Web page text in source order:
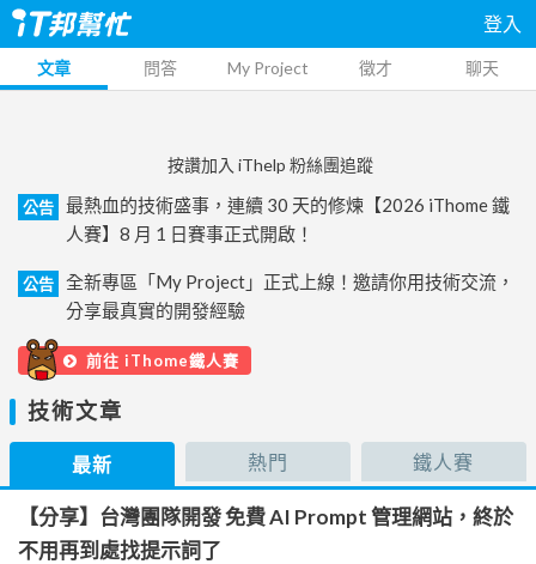
登入
文章 問答 My Project 徵才 聊天
按讚加入 iThelp 粉絲團追蹤
公告
最熱血的技術盛事，連續 30 天的修煉【2026 iThome 鐵
人賽】8 月 1 日賽事正式開啟！
公告
全新專區「My Project」正式上線！邀請你用技術交流，
分享最真實的開發經驗
前往 iThome鐵人賽
技術文章
最新 熱門 鐵人賽
【分享】台灣團隊開發 免費 AI Prompt 管理網站，終於
不用再到處找提示詞了